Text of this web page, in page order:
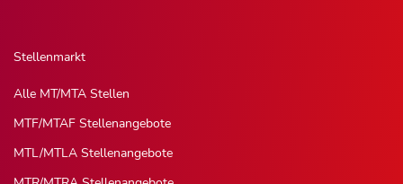
Stellenmarkt
Alle MT/MTA Stellen
MTF/MTAF Stellenangebote
MTL/MTLA Stellenangebote